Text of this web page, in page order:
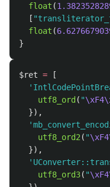
float (
[
float (
}
$ret =
[
utf8_ord ( "
}),
utf8_ord2 ( "
}),
utf8_ord3( "